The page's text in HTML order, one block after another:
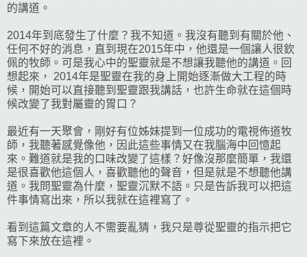
的講道。
2014年到底發生了什麼？我不知道。我沒有聽到有關於他、
任何不好的消息，直到現在2015年中，他還是一個讓人很欽
佩的牧師。可是我心中的聖靈就是不想讓我聽他的講道。回
想起來， 2014年是聖靈在我的身上開始逐漸做大工程的時
候，開始可以直接聽到聖靈跟我講話，也許生命就在這個時
候改變了我對屬靈的胃口？
最近有一天聚會，剛好有位姊妹提到一位成功的電視佈道牧
師，我聽著感覺像他，因此這些事情又在我腦海中回憶起
來。難道就是我的口味改變了這樣？好像沒那麼簡單，我還
是很喜歡他這個人，喜歡聽他的聲音，但是就是不想聽他講
道。我問聖靈為什麼，聖靈沉默不語。只是告訴我可以把這
件事情寫出來，所以我就在這裡寫了。
看到這篇文章的人不需要亂猜，我只是尊從聖靈的指示把它
寫下來放在這裡。